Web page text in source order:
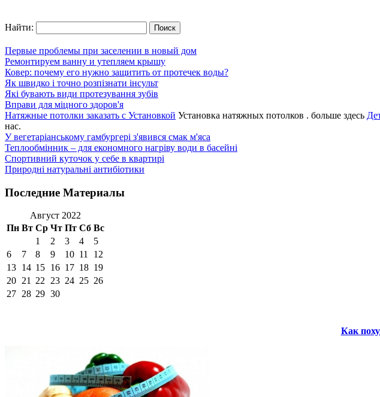
Найти:
Первые проблемы при заселении в новый дом
Ремонтируем ванну и утепляем крышу
Ковер: почему его нужно защитить от протечек воды?
Як швидко і точно розпізнати інсульт
Які бувають види протезування зубів
Вправи для міцного здоров'я
Натяжные потолки заказать с Установкой Установка натяжных потолков . больше здесь
нас.
У вегетаріанському гамбургері з'явився смак м'яса
Теплообмінник – для економного нагріву води в басейні
Спортивний куточок у себе в квартирі
Природні натуральні антибіотики
Последние Материалы
Август 2022
Пн Вт Ср Чт Пт Сб Вс
1
2 3 4
5
6
7 8 9 10 11
12
13 14 15 16 17 18 19
20 21 22 23 24 25 26
27 28 29 30
Как